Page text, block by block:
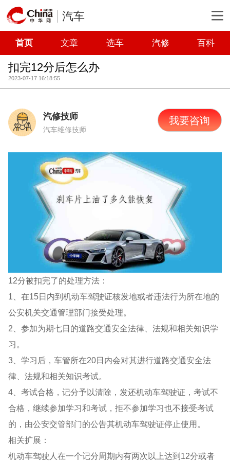
汽车
首页 文章 选车 汽修 百科
扣完12分后怎么办
2023-07-17 16:18:55
汽修技师
汽车维修技师
我要咨询
12分被扣完了的处理方法：
1、在15日内到机动车驾驶证核发地或者违法行为所在地的
公安机关交通管理部门接受处理。
2、参加为期七日的道路交通安全法律、法规和相关知识学
习。
3、学习后，车管所在20日内会对其进行道路交通安全法
律、法规和相关知识考试。
4、考试合格，记分予以清除，发还机动车驾驶证，考试不
合格，继续参加学习和考试，拒不参加学习也不接受考试
的，由公安交管部门的公告其机动车驾驶证停止使用。
相关扩展：
机动车驾驶人在一个记分周期内有两次以上达到12分或者